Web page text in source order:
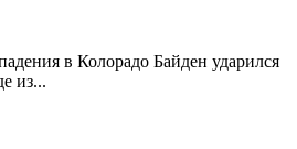
в Колорадо Байден ударился
из...